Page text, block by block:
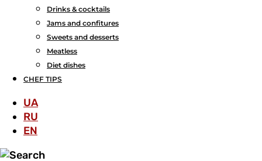
Drinks & cocktails
Jams and confitures
Sweets and desserts
Meatless
Diet dishes
CHEF TIPS
UA
RU
EN